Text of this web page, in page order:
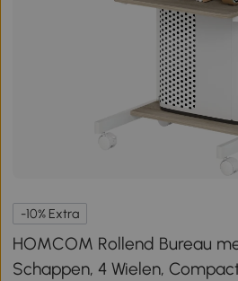
-10% Extra
HOMCOM Rollend Bureau
Schappen, 4 Wielen,